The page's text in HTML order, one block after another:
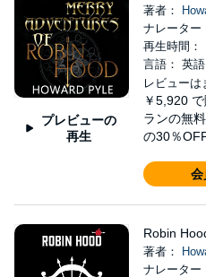
プレビューの
再生
著者：
ナレーター
再生時間：
言語： 英語
レビューは
￥5,920
ランの無
の30％
Robin
著者：
ナレーター